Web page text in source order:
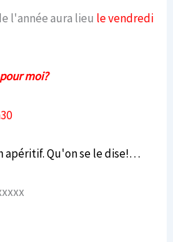
l'année aura lieu le vendredi
moi?
apéritif. Qu'on se le dise!…